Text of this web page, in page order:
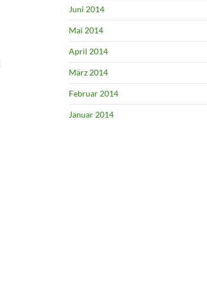
Juni 2014
Mai 2014
April 2014
März 2014
Februar 2014
Januar 2014